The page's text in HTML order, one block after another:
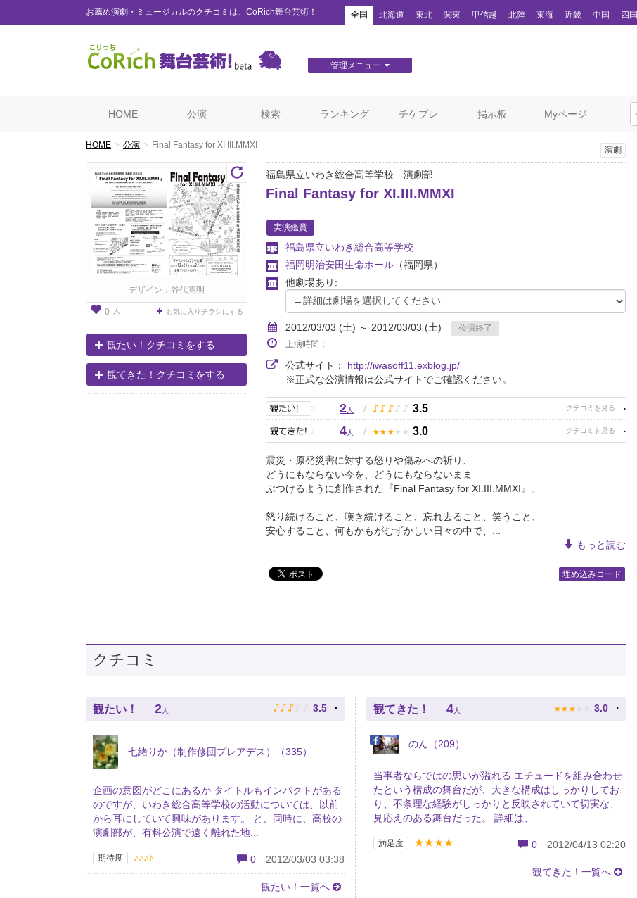
お薦め演劇・ミュージカルのクチコミは、CoRich舞台芸術！ 全国 北海道 東北 関東 甲信越 北陸 東海 近畿 中国 四国
管理メニュー
HOME 公演 検索 ランキング チケプレ 掲示板 Myページ
HOME 公演 Final Fantasy for XI.III.MMXI
デザイン：谷代克明
0 人 お気に入りチラシにする
観たい！クチコミをする
観てきた！クチコミをする
演劇
福島県立いわき総合高等学校 演劇部
Final Fantasy for XI.III.MMXI
実演鑑賞
福島県立いわき総合高等学校
福岡明治安田生命ホール （福岡県）
他劇場あり:
2012/03/03 (土) ～ 2012/03/03 (土)
公演終了
上演時間：
公式サイト： http://iwasoff11.exblog.jp/
※正式な公演情報は公式サイトでご確認ください。
2人 / ♪ ♪ ♪ ♪ ♪ 3.5
4人 / ★ ★ ★ ★ ★ 3.0
震災・原発災害に対する怒りや傷みへの祈り、
どうにもならない今を、どうにもならないまま
ぶつけるように創作された『Final Fantasy for XI.III.MMXI』。
怒り続けること、嘆き続けること、忘れ去ること、笑うこと、
安心すること、何もかもがむずかしい日々の中で、...
もっと読む
埋め込みコード
クチコミ
観たい！ 2 人 ♪ ♪ ♪ ♪ ♪ 3.5
七緒りか（制作修団プレアデス）（335）
企画の意図がどこにあるか タイトルもインパクトがある
のですが、いわき総合高等学校の活動については、以前
から耳にしていて興味があります。 と、同時に、高校の
演劇部が、有料公演で遠く離れた地...
期待度 ♪♪♪♪ 0 2012/03/03 03:38
観たい！一覧へ
観てきた！ 4 人 ★ ★ ★ ★ ★ 3.0
のん（209）
当事者ならではの思いが溢れる エチュードを組み合わせ
たという構成の舞台だが、大きな構成はしっかりしてお
り、不条理な経験がしっかりと反映されていて切実な、
見応えのある舞台だった。 詳細は、...
満足度 ★★★★ 0 2012/04/13 02:20
観てきた！一覧へ